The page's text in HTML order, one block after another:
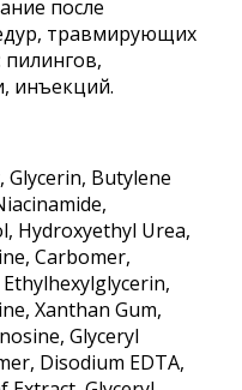
после
травмирующих
пилингов,
инъекций.
Glycerin, Butylene
Hydroxyethyl Urea,
Carbomer,
Xanthan Gum,
Glyceryl
Disodium EDTA,